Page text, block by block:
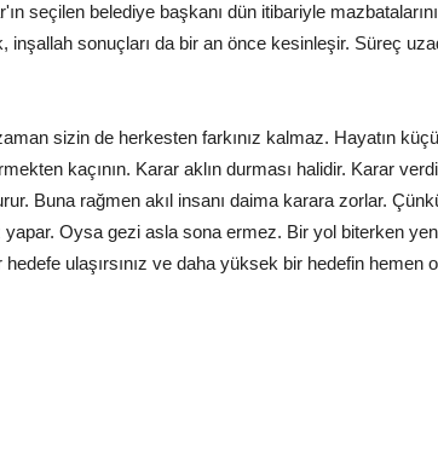
seçilen belediye başkanı dün itibariyle mazbatalarını
inşallah sonuçları da bir an önce kesinleşir. Süreç
sizin de herkesten farkınız kalmaz. Hayatın
kaçının. Karar aklın durması halidir. Karar
Buna rağmen akıl insanı daima karara zorlar.
yapar. Oysa gezi asla sona ermez. Bir yol biterken
hedefe ulaşırsınız ve daha yüksek bir hedefin hemen